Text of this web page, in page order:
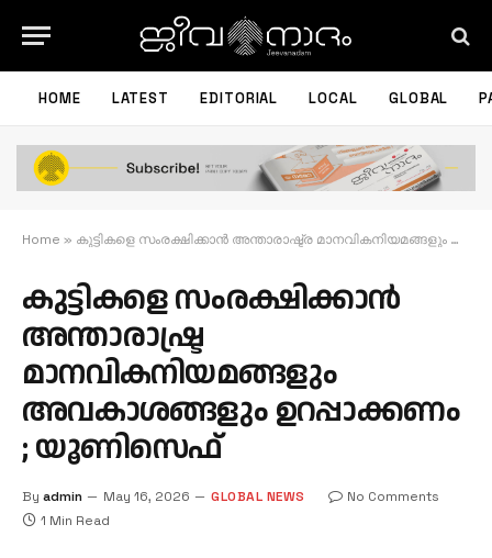
HOME LATEST EDITORIAL LOCAL GLOBAL
Home » കുട്ടികളെ സംരക്ഷിക്കാൻ അന്താരാഷ്ട്ര മാനവികനിയമങ്ങളും അവകാശങ്ങളും ഉറപ്പാക്കണം ; യൂണിസെഫ്
കുട്ടികളെ സംരക്ഷിക്കാൻ
അന്താരാഷ്ട്ര
മാനവികനിയമങ്ങളും
അവകാശങ്ങളും ഉറപ്പാക്കണം
; യൂണിസെഫ്
By admin May 16, 2026 GLOBAL NEWS
No Comments
1 Min Read